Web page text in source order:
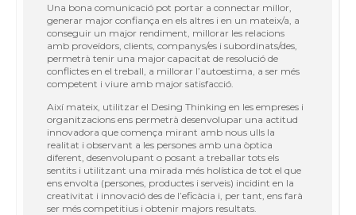
Una bona comunicació pot portar a connectar millor,
generar major confiança en els altres i en un mateix/a, a
conseguir un major rendiment, millorar les relacions
amb proveïdors, clients, companys/es i subordinats/des,
permetrà tenir una major capacitat de resolució de
conflictes en el treball, a millorar l’autoestima, a ser més
competent i viure amb major satisfacció.
Així mateix, utilitzar el Desing Thinking en les empreses i
organitzacions ens permetrà desenvolupar una actitud
innovadora que comença mirant amb nous ulls la
realitat i observant a les persones amb una òptica
diferent, desenvolupant o posant a treballar tots els
sentits i utilitzant una mirada més holística de tot el que
ens envolta (persones, productes i serveis) incidint en la
creativitat i innovació des de l’eficàcia i, per tant, ens farà
ser més competitius i obtenir majors resultats.